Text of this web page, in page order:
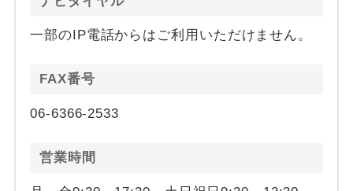
一部のIP電話からはご利用いただけません。
FAX番号
06-6366-2533
営業時間